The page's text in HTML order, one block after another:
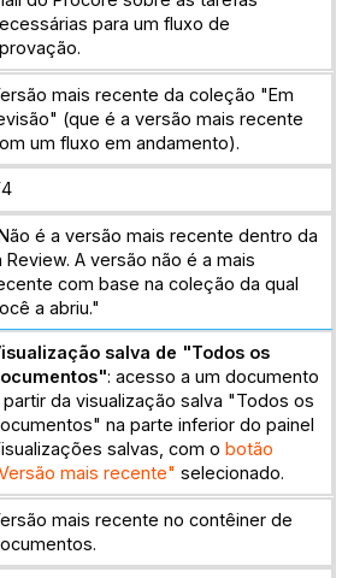
para um fluxo de
mais recente da coleção "Em
(que é a versão mais recente
um fluxo em andamento).
é a versão mais recente dentro da
Review. A versão não é a mais
com base na coleção da qual
a abriu."
salva de "Todos os
: acesso a um documento
partir da visualização salva "Todos os
na parte inferior do painel
salvas, com o botão
mais recente" selecionado.
mais recente no contêiner de